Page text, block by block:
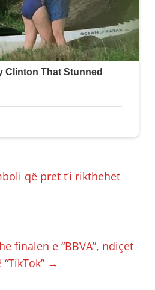
që pret t’i rikthehet
finalen e “BBVA”, ndiçet
→